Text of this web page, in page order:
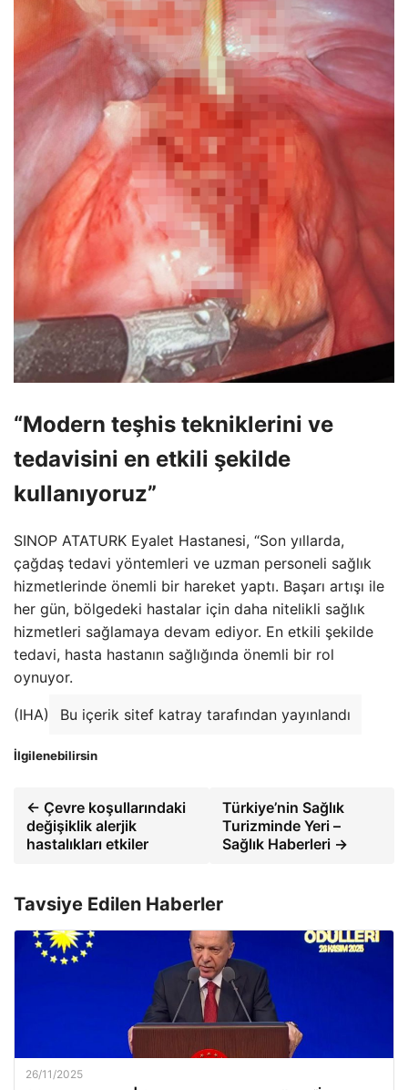
“Modern teşhis tekniklerini ve
tedavisini en etkili şekilde
kullanıyoruz”
SINOP ATATURK Eyalet Hastanesi, “Son yıllarda,
çağdaş tedavi yöntemleri ve uzman personeli sağlık
hizmetlerinde önemli bir hareket yaptı. Başarı artışı ile
her gün, bölgedeki hastalar için daha nitelikli sağlık
hizmetleri sağlamaya devam ediyor. En etkili şekilde
tedavi, hasta hastanın sağlığında önemli bir rol
oynuyor.
(IHA) Bu içerik sitef katray tarafından yayınlandı
İlgilenebilirsin
← Çevre koşullarındaki
değişiklik alerjik
hastalıkları etkiler
Türkiye’nin Sağlık
Turizminde Yeri –
Sağlık Haberleri →
Tavsiye Edilen Haberler
26/11/2025